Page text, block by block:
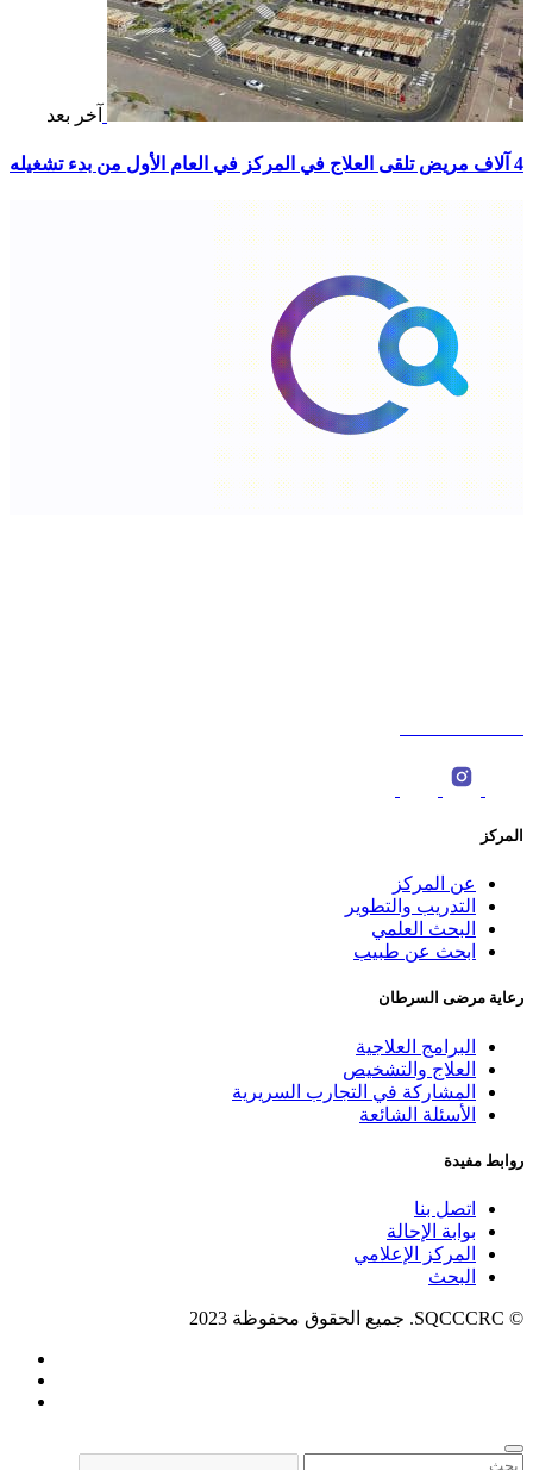
آخر بعد
4 آلاف مريض تلقى العلاج في المركز في العام الأول من بدء تشغيله
المركز
عن المركز
التدريب والتطوير
البحث العلمي
ابحث عن طبيب
رعاية مرضى السرطان
البرامج العلاجية
العلاج والتشخيص
المشاركة في التجارب السريرية
الأسئلة الشائعة
روابط مفيدة
اتصل بنا
بوابة الإحالة
المركز الإعلامي
البحث
© SQCCCRC. جميع الحقوق محفوظة 2023